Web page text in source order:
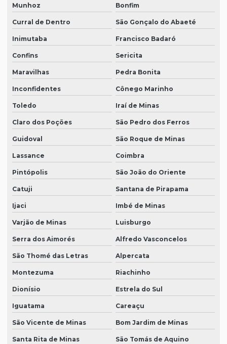
Munhoz Bonfim
Curral de Dentro São Gonçalo do Abaeté
Inimutaba Francisco Badaró
Confins Sericita
Maravilhas Pedra Bonita
Inconfidentes Cônego Marinho
Toledo Iraí de Minas
Claro dos Poções São Pedro dos Ferros
Guidoval São Roque de Minas
Lassance Coimbra
Pintópolis São João do Oriente
Catuji Santana de Pirapama
Ijaci Imbé de Minas
Varjão de Minas Luisburgo
Serra dos Aimorés Alfredo Vasconcelos
São Thomé das Letras Alpercata
Montezuma Riachinho
Dionísio Estrela do Sul
Iguatama Careaçu
São Vicente de Minas Bom Jardim de Minas
Santa Rita de Minas São Tomás de Aquino